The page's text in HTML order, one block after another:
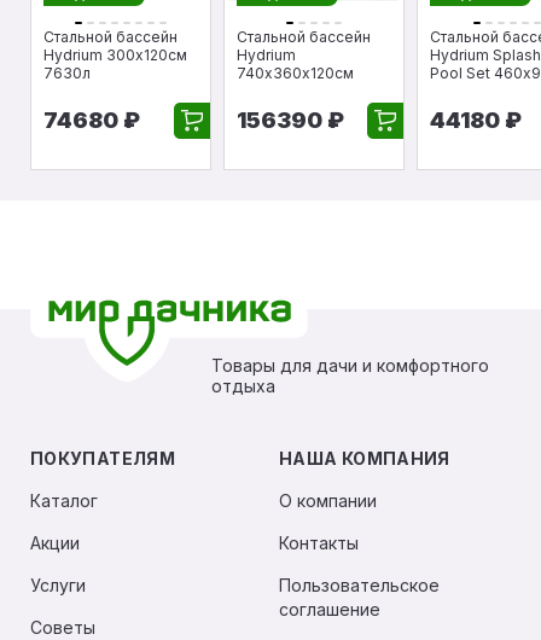
Стальной бассейн
Hydrium 300х120см
7630л
74680 ₽
Стальной бассейн
Hydrium
740х360х120см
156390 ₽
Стальной
Hydrium
Pool Set
44180 ₽
Товары для дачи и комфортного
отдыха
ПОКУПАТЕЛЯМ
Каталог
Акции
Услуги
Советы
НАША КОМПАНИЯ
О компании
Контакты
Пользовательское
соглашение